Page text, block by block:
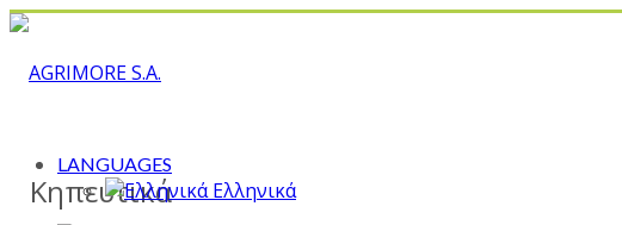
LANGUAGES
Ελληνικά
Κηπευτικά